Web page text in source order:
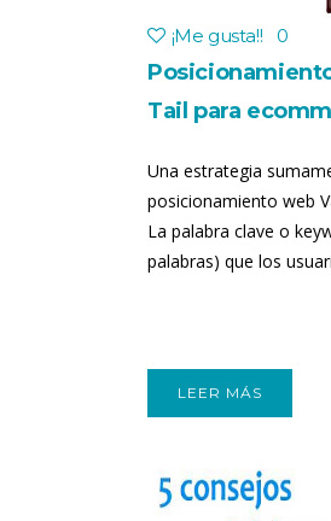
¡Me gusta!! 0
Tail para
Una estrategia
posicionamiento web
La palabra clave o
palabras) que los
LEER MÁS